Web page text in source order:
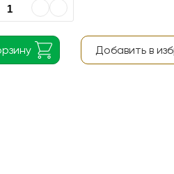
Добавить в